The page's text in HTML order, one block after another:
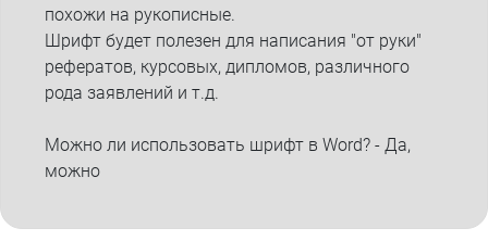
похожи на рукописные.
Шрифт будет полезен для написания "от руки"
рефератов, курсовых, дипломов, различного
рода заявлений и т.д.
Можно ли использовать шрифт в Word? - Да,
можно